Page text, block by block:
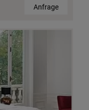
Anfrage